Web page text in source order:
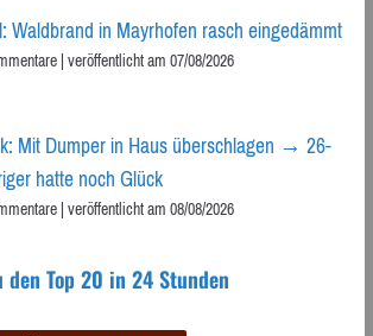
Waldbrand in Mayrhofen rasch eingedämmt
|veröffentlicht am 07/08/2026
Mit Dumper in Haus überschlagen → 26-
hatte noch Glück
|veröffentlicht am 08/08/2026
den Top 20 in 24 Stunden